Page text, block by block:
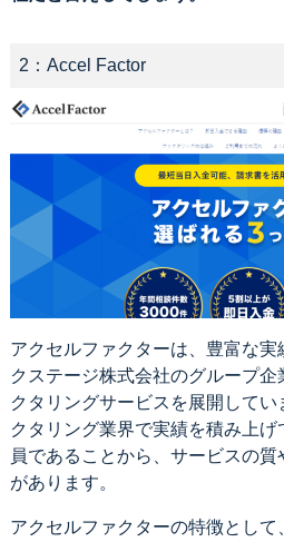
2：Accel Factor
アクセルファクターは、豊富な
クステージ株式会社のグループ
クタリングサービスを展開して
クタリング業界で実績を積み上
員であることから、サービスの
があります。
アクセルファクターの特徴とし